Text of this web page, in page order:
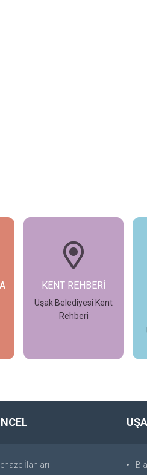
KENT REHBERİ
Uşak Belediyesi Kent
Rehberi
İlanları